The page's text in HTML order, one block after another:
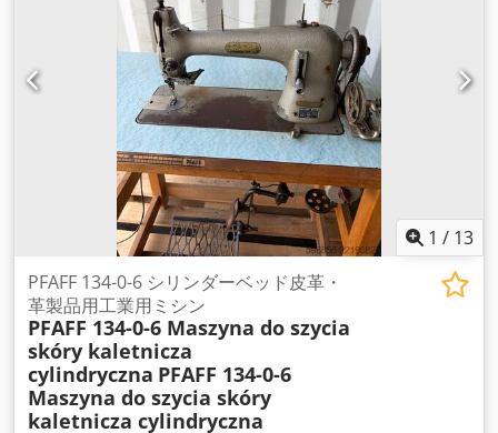
1 / 13
PFAFF 134-0-6 シリンダーベッド皮革・
革製品用工業用ミシン
PFAFF 134-0-6 Maszyna do szycia
skóry kaletnicza
cylindryczna PFAFF 134-0-6
Maszyna do szycia skóry
kaletnicza cylindryczna